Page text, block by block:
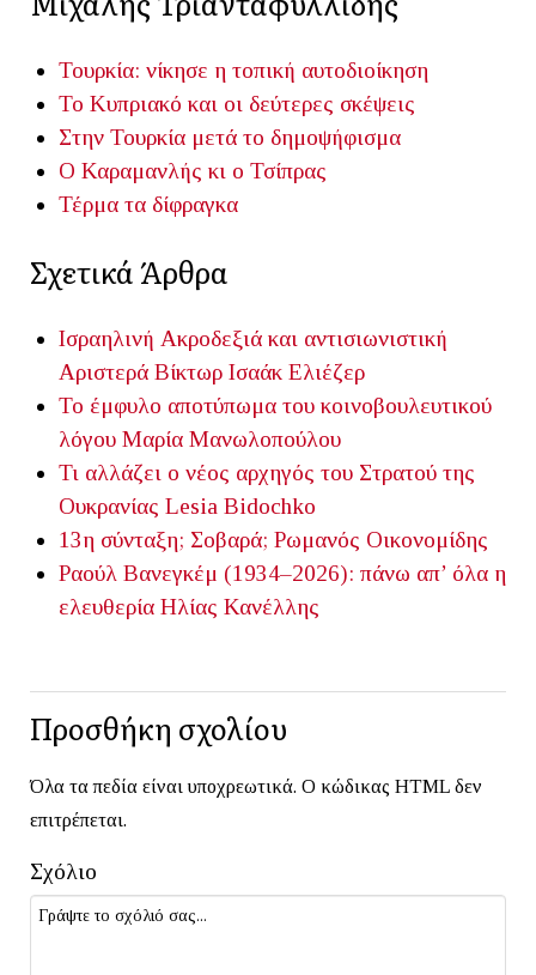
Τουρκία: νίκησε η τοπική αυτοδιοίκηση
Το Κυπριακό και οι δεύτερες σκέψεις
Στην Τουρκία μετά το δημοψήφισμα
Ο Καραμανλής κι ο Τσίπρας
Τέρμα τα δίφραγκα
Σχετικά Άρθρα
Ισραηλινή Ακροδεξιά και αντισιωνιστική
Αριστερά Βίκτωρ Ισαάκ Ελιέζερ
Το έμφυλο αποτύπωμα του κοινοβουλευτικού
λόγου Μαρία Μανωλοπούλου
Τι αλλάζει ο νέος αρχηγός του Στρατού της
Ουκρανίας Lesia Bidochko
13η σύνταξη; Σοβαρά; Ρωμανός Οικονομίδης
Ραούλ Βανεγκέμ (1934–2026): πάνω απ’ όλα η
ελευθερία Ηλίας Κανέλλης
Προσθήκη σχολίου
Όλα τα πεδία είναι υποχρεωτικά. Ο κώδικας HTML δεν
επιτρέπεται.
Σχόλιο